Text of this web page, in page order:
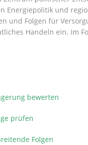
Energiepolitik und
und Folgen für
Handeln ein. Im
bewerten
prüfen
Folgen